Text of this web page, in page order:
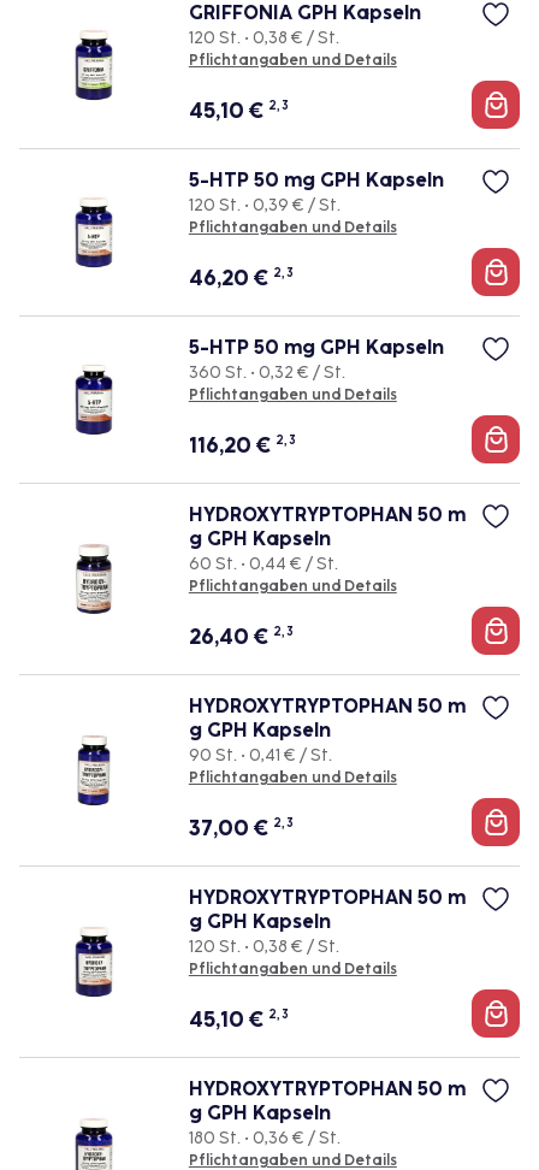
GRIFFONIA GPH Kapseln
120 St. • 0,38 € / St.
Pflichtangaben und Details
45,10 € 2, 3
5-HTP 50 mg GPH Kapseln
120 St. • 0,39 € / St.
Pflichtangaben und Details
46,20 € 2, 3
5-HTP 50 mg GPH Kapseln
360 St. • 0,32 € / St.
Pflichtangaben und Details
116,20 € 2, 3
HYDROXYTRYPTOPHAN 50 m
g GPH Kapseln
60 St. • 0,44 € / St.
Pflichtangaben und Details
26,40 € 2, 3
HYDROXYTRYPTOPHAN 50 m
g GPH Kapseln
90 St. • 0,41 € / St.
Pflichtangaben und Details
37,00 € 2, 3
HYDROXYTRYPTOPHAN 50 m
g GPH Kapseln
120 St. • 0,38 € / St.
Pflichtangaben und Details
45,10 € 2, 3
HYDROXYTRYPTOPHAN 50 m
g GPH Kapseln
180 St. • 0,36 € / St.
Pflichtangaben und Details